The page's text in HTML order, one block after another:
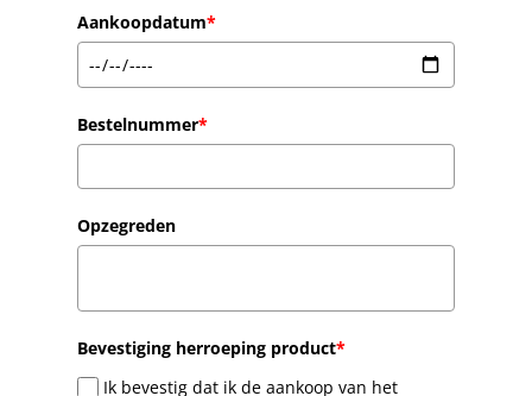
Aankoopdatum*
Bestelnummer*
Opzegreden
Bevestiging herroeping product*
Ik bevestig dat ik de aankoop van het